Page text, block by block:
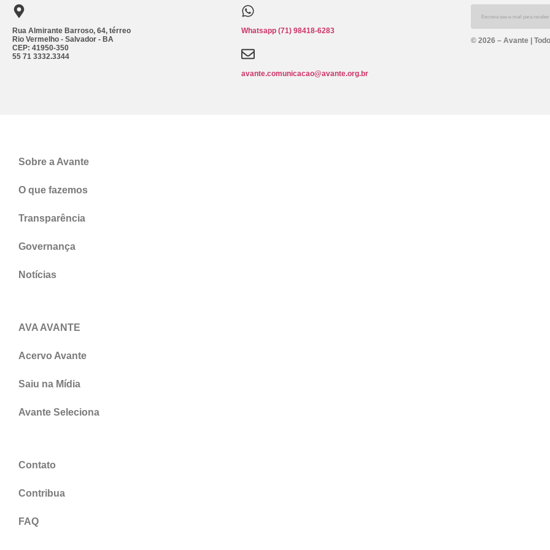
Rua Almirante Barroso, 64, térreo
Rio Vermelho - Salvador - BA
CEP: 41950-350
55 71 3332.3344
Whatsapp (71) 98418-6283
avante.comunicacao@avante.org.br
© 2026 – Avante |
Sobre a Avante
O que fazemos
Transparência
Governança
Notícias
AVA AVANTE
Acervo Avante
Saiu na Mídia
Avante Seleciona
Contato
Contribua
FAQ